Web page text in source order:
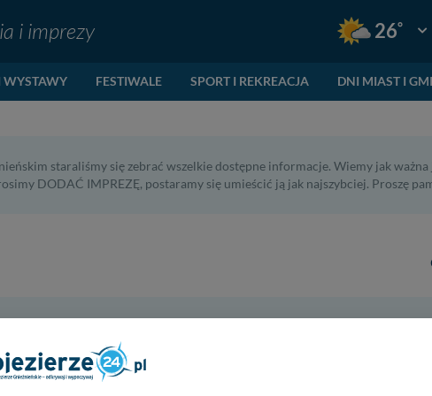
i imprezy 26°
WYSTAWY FESTIWALE SPORT I REKREACJA DNI MIAST I
staraliśmy się zebrać wszelkie dostępne informacje. Wiemy jak
DODAĆ IMPREZĘ, postaramy się umieścić ją jak najszybciej. Proszę